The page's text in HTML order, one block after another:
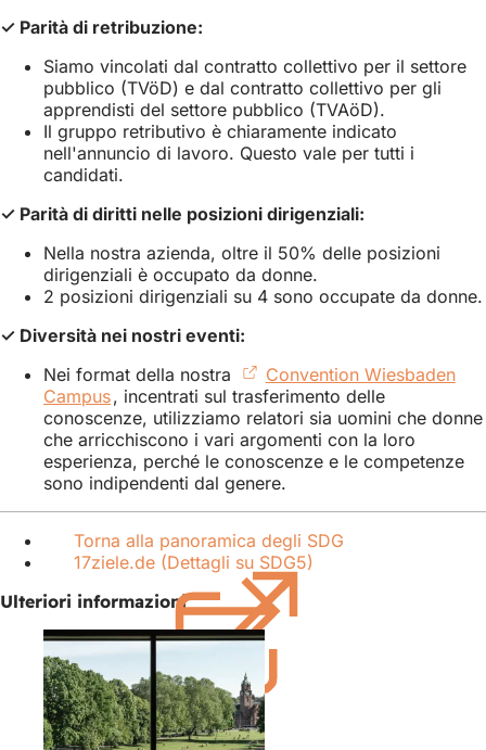
✓ Parità di retribuzione:
Siamo vincolati dal contratto collettivo per il settore
pubblico (TVöD) e dal contratto collettivo per gli
apprendisti del settore pubblico (TVAöD).
Il gruppo retributivo è chiaramente indicato
nell'annuncio di lavoro. Questo vale per tutti i
candidati.
✓ Parità di diritti nelle posizioni dirigenziali:
Nella nostra azienda, oltre il 50% delle posizioni
dirigenziali è occupato da donne.
2 posizioni dirigenziali su 4 sono occupate da donne.
✓ Diversità nei nostri eventi:
Nei format della nostra
Convention Wiesbaden
Campus(Si
apre
in
una
nuova
, incentrati sul trasferimento delle
conoscenze, utilizziamo relatori sia uomini che donne
che arricchiscono i vari argomenti con la loro
esperienza, perché le conoscenze e le competenze
sono indipendenti dal genere.
Torna alla panoramica degli SDG
17ziele.de (Dettagli su SDG5)
Ulteriori informazioni